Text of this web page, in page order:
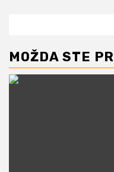
MOŽDA STE